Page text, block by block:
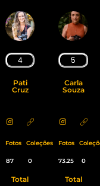
4
Pati
Cruz
Fotos Coleções
87 0
Total
5
Carla
Souza
Fotos
73.25 0
Total